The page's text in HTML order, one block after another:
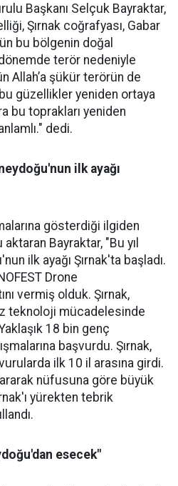
Başkanı Selçuk Bayraktar,
Şırnak coğrafyası, Gabar
bu bölgenin doğal
terör nedeniyle
Allah’a şükür terörün de
güzellikler yeniden ortaya
bu toprakları yeniden
dedi.
ilk ayağı
gösterdiği ilgiden
Bayraktar, "Bu yıl
ilk ayağı Şırnak'ta başladı.
Drone
vermiş olduk. Şırnak,
teknoloji mücadelesinde
18 bin genç
başvurdu. Şırnak,
ilk 10 il arasına girdi.
nüfusuna göre büyük
yürekten tebrik
esecek"